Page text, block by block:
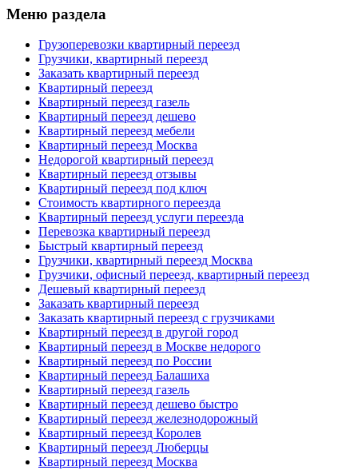
Меню раздела
Грузоперевозки квартирный переезд
Грузчики, квартирный переезд
Заказать квартирный переезд
Квартирный переезд
Квартирный переезд газель
Квартирный переезд дешево
Квартирный переезд мебели
Квартирный переезд Москва
Недорогой квартирный переезд
Квартирный переезд отзывы
Квартирный переезд под ключ
Стоимость квартирного переезда
Квартирный переезд услуги переезда
Перевозка квартирный переезд
Быстрый квартирный переезд
Грузчики, квартирный переезд Москва
Грузчики, офисный переезд, квартирный переезд
Дешевый квартирный переезд
Заказать квартирный переезд
Заказать квартирный переезд с грузчиками
Квартирный переезд в другой город
Квартирный переезд в Москве недорого
Квартирный переезд по России
Квартирный переезд Балашиха
Квартирный переезд газель
Квартирный переезд дешево быстро
Квартирный переезд железнодорожный
Квартирный переезд Королев
Квартирный переезд Люберцы
Квартирный переезд Москва